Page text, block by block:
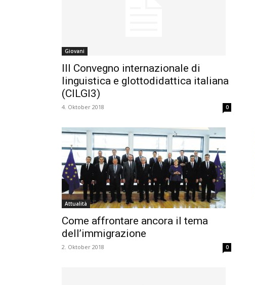
Giovani
III Convegno internazionale di
linguistica e glottodidattica italiana
(CILGI3)
4. Oktober 2018 0
Attualità
Come affrontare ancora il tema
dell’immigrazione
2. Oktober 2018 0